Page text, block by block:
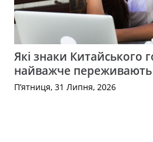
Які знаки Китайського
найважче
П’ятниця, 31 Липня, 2026